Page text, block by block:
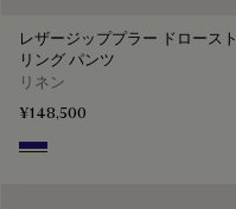
レザージッププラー ドロースト
リング パンツ
リネン
¥148,500
Shades Of Blue